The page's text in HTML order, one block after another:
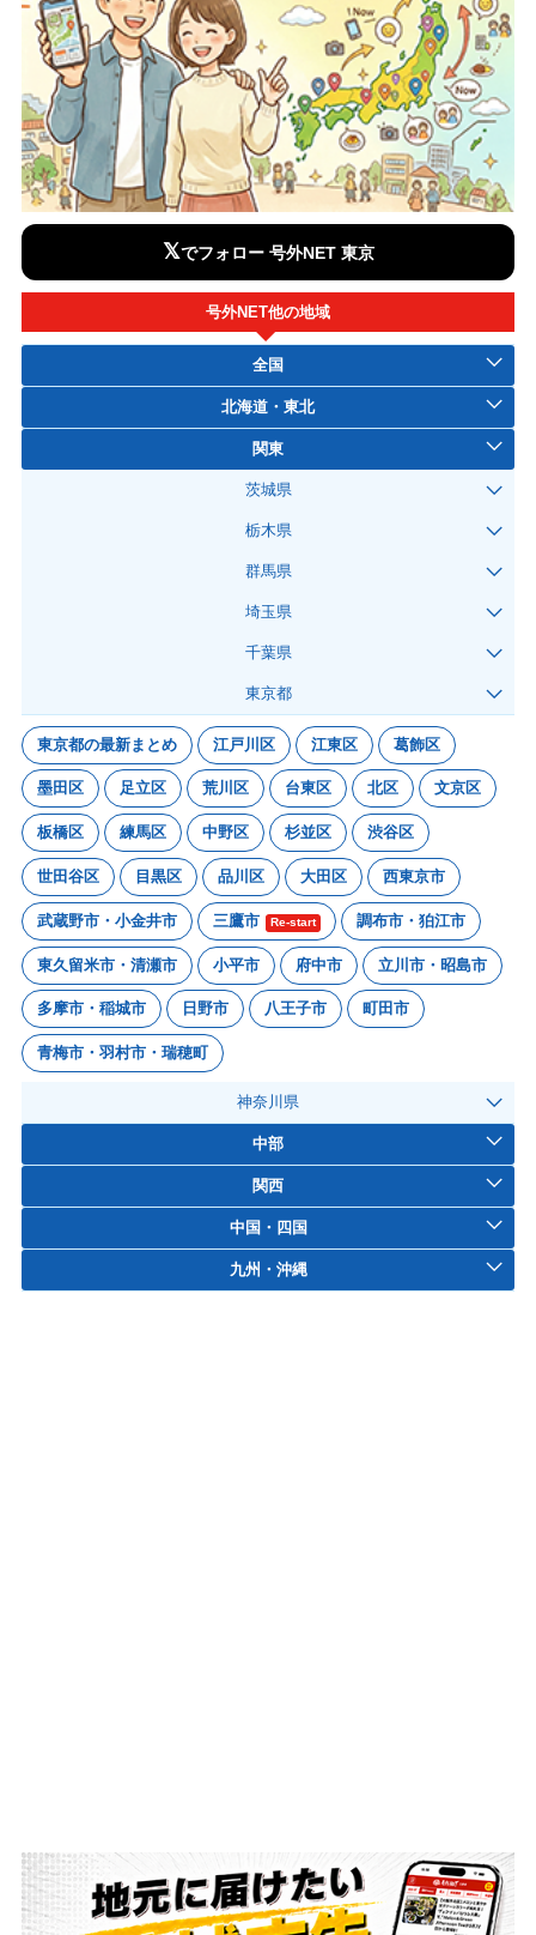
𝕏でフォロー 号外NET 東京
号外NET他の地域
全国
北海道・東北
関東
茨城県
栃木県
群馬県
埼玉県
千葉県
東京都
東京都の最新まとめ 江戸川区 江東区 葛飾区
墨田区 足立区 荒川区 台東区 北区 文京区
板橋区 練馬区 中野区 杉並区 渋谷区
世田谷区 目黒区 品川区 大田区 西東京市
武蔵野市・小金井市 三鷹市 Re-start 調布市・狛江市
東久留米市・清瀬市 小平市 府中市 立川市・昭島市
多摩市・稲城市 日野市 八王子市 町田市
青梅市・羽村市・瑞穂町
神奈川県
中部
関西
中国・四国
九州・沖縄